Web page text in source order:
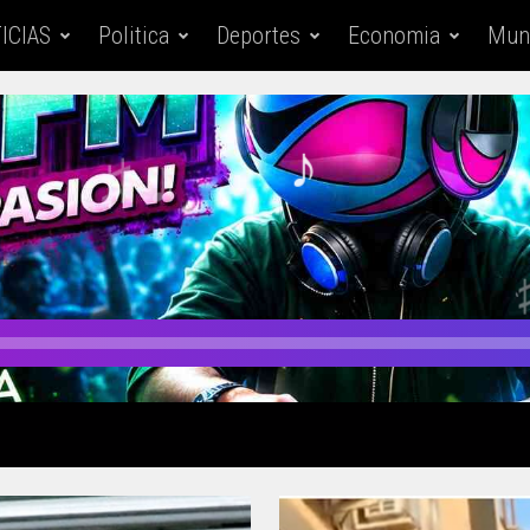
Politica Deportes Economia